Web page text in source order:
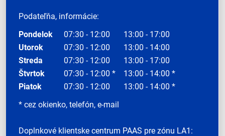
Podateľňa, informácie:
Pondelok
07:30 - 12:00
13:00 - 17:00
Utorok
07:30 - 12:00
13:00 - 14:00
Streda
07:30 - 12:00
13:00 - 17:00
Štvrtok
07:30 - 12:00 *
13:00 - 14:00 *
Piatok
07:30 - 12:00
13:00 - 14:00 *
* cez okienko, telefón, e-mail
Doplnkové klientske centrum PAAS pre zónu LA1: